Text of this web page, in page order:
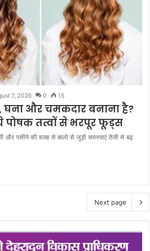
7, 2026 0 15
घना और चमकदार बनाना है?
पोषक तत्वों से भरपूर फूड्स
और पसीने की वजह से बालों से जुड़ी समस्याएं तेजी से बढ़
Next page